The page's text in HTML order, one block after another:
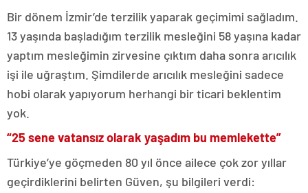
Bir dönem İzmir’de terzilik yaparak geçimimi sağladım.
13 yaşında başladığım terzilik mesleğini 58 yaşına kadar
yaptım mesleğimin zirvesine çıktım daha sonra arıcılık
işi ile uğraştım. Şimdilerde arıcılık mesleğini sadece
hobi olarak yapıyorum herhangi bir ticari beklentim
yok.
“25 sene vatansız olarak yaşadım bu memlekette”
Türkiye’ye göçmeden 80 yıl önce ailece çok zor yıllar
geçirdiklerini belirten Güven, şu bilgileri verdi: